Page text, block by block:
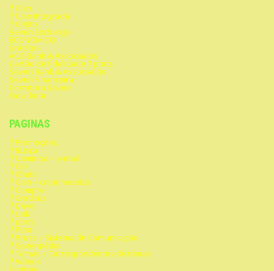
7 Coin
7 Coin Integrada
7 Cripto
Seven Exchange
ECONOMICO
Créditos
ACG Bank & Associados
Cartão de fidelidade 7 ports
Seven Bank & Associados
Seven Financeira
Corretora Seven
Ouvidoria
PAGINAS
7 Promoções
7 Busca
7 Caminha – e-mail
7 Cel
7 Chats
7 Coin – criptomoedas
7 Comprei
7 Creditos
7 Drive
7 Link
7 ports
7 Post
7 Press – Sistema de Comunicação
7 Sevenpédia
7 Temas – Correspondentes de temas
7 Videos